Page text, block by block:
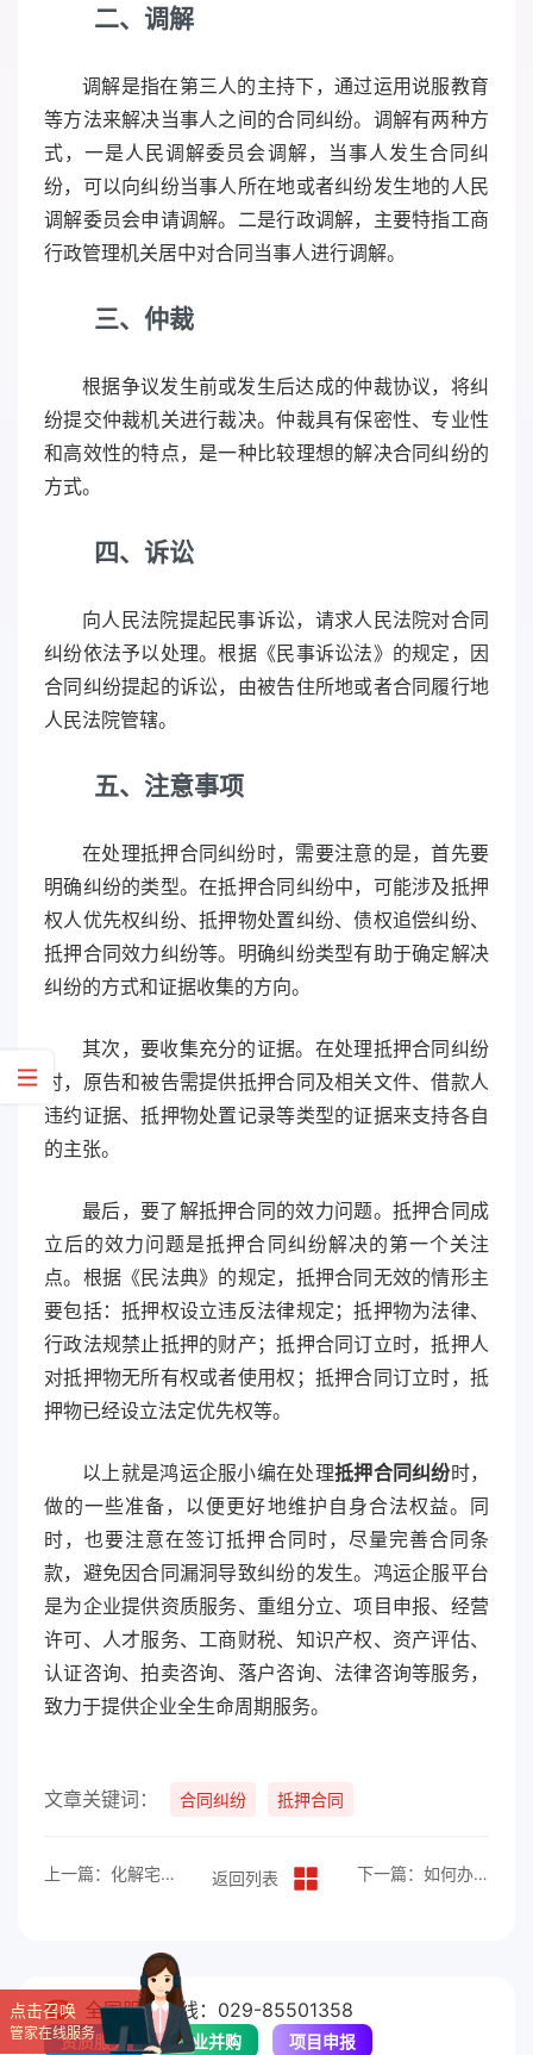
二、调解
调解是指在第三人的主持下，通过运用说服教育
等方法来解决当事人之间的合同纠纷。调解有两种方
式，一是人民调解委员会调解，当事人发生合同纠
纷，可以向纠纷当事人所在地或者纠纷发生地的人民
调解委员会申请调解。二是行政调解，主要特指工商
行政管理机关居中对合同当事人进行调解。
三、仲裁
根据争议发生前或发生后达成的仲裁协议，将纠
纷提交仲裁机关进行裁决。仲裁具有保密性、专业性
和高效性的特点，是一种比较理想的解决合同纠纷的
方式。
四、诉讼
向人民法院提起民事诉讼，请求人民法院对合同
纠纷依法予以处理。根据《民事诉讼法》的规定，因
合同纠纷提起的诉讼，由被告住所地或者合同履行地
人民法院管辖。
五、注意事项
在处理抵押合同纠纷时，需要注意的是，首先要
明确纠纷的类型。在抵押合同纠纷中，可能涉及抵押
权人优先权纠纷、抵押物处置纠纷、债权追偿纠纷、
抵押合同效力纠纷等。明确纠纷类型有助于确定解决
纠纷的方式和证据收集的方向。
其次，要收集充分的证据。在处理抵押合同纠纷
时，原告和被告需提供抵押合同及相关文件、借款人
违约证据、抵押物处置记录等类型的证据来支持各自
的主张。
最后，要了解抵押合同的效力问题。抵押合同成
立后的效力问题是抵押合同纠纷解决的第一个关注
点。根据《民法典》的规定，抵押合同无效的情形主
要包括：抵押权设立违反法律规定；抵押物为法律、
行政法规禁止抵押的财产；抵押合同订立时，抵押人
对抵押物无所有权或者使用权；抵押合同订立时，抵
押物已经设立法定优先权等。
以上就是鸿运企服小编在处理抵押合同纠纷时，
做的一些准备，以便更好地维护自身合法权益。同
时，也要注意在签订抵押合同时，尽量完善合同条
款，避免因合同漏洞导致纠纷的发生。鸿运企服平台
是为企业提供资质服务、重组分立、项目申报、经营
许可、人才服务、工商财税、知识产权、资产评估、
认证咨询、拍卖咨询、落户咨询、法律咨询等服务，
致力于提供企业全生命周期服务。
文章关键词： 合同纠纷 抵押合同
上一篇：化解宅基地纠纷，维护农村社会和谐 返回列表 下一篇：如何办理劳动合同纠纷？
全国服务热线：029-85501358
资质服务 企业并购 项目申报
点击召唤
管家在线服务